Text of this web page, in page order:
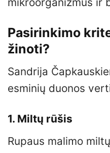
Pasirinkimo
žinoti?
Sandrija
esminių duonos
1. Miltų rūšis
Rupaus malimo